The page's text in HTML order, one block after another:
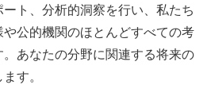
ト、分析的洞察を行い、私たち
公的機関のほとんどすべての考
あなたの分野に関連する将来の
す。